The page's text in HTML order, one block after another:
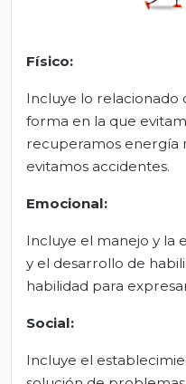
Físico:
Incluye lo relacionado
forma en la que
recuperamos energía
evitamos accidentes.
Emocional:
Incluye el manejo y la
y el desarrollo de
habilidad para
Social:
Incluye el